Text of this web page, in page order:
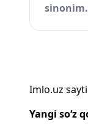
Imlo.uz
Yangi so‘z